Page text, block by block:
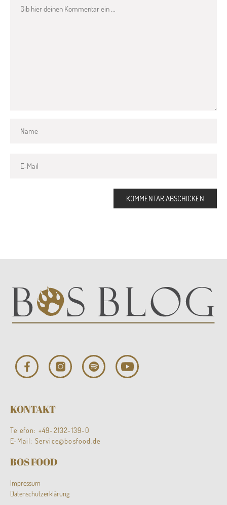
KONTAKT
Telefon: +49-2132-139-0
E-Mail: Service@bosfood.de
BOS FOOD
Impressum
Datenschutzerklärung